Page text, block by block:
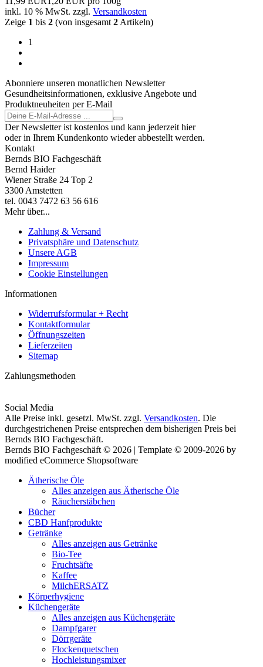
inkl. 10 % MwSt. zzgl. Versandkosten
Zeige 1 bis 2 (von insgesamt 2 Artikeln)
1
Abonniere unseren monatlichen Newsletter
Gesundheitsinformationen, exklusive Angebote und
Produktneuheiten per E-Mail
Der Newsletter ist kostenlos und kann jederzeit hier
oder in Ihrem Kundenkonto wieder abbestellt werden.
Kontakt
Bernds BIO Fachgeschäft
Bernd Haider
Wiener Straße 24 Top 2
3300 Amstetten
tel. 0043 7472 63 56 616
Mehr über...
Zahlung & Versand
Privatsphäre und Datenschutz
Unsere AGB
Impressum
Cookie Einstellungen
Informationen
Widerrufsformular + Recht
Kontaktformular
Öffnungszeiten
Lieferzeiten
Sitemap
Zahlungsmethoden
Social Media
Alle Preise inkl. gesetzl. MwSt. zzgl. Versandkosten. Die
durchgestrichenen Preise entsprechen dem bisherigen Preis bei
Bernds BIO Fachgeschäft.
Bernds BIO Fachgeschäft © 2026 | Template © 2009-2026 by
modified eCommerce Shopsoftware
Ätherische Öle
Alles anzeigen aus Ätherische Öle
Räucherstäbchen
Bücher
CBD Hanfprodukte
Getränke
Alles anzeigen aus Getränke
Bio-Tee
Fruchtsäfte
Kaffee
MilchERSATZ
Körperhygiene
Küchengeräte
Alles anzeigen aus Küchengeräte
Dampfgarer
Dörrgeräte
Flockenquetschen
Hochleistungsmixer